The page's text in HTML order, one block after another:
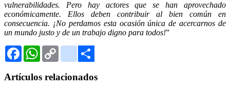
vulnerabilidades. Pero hay actores que se han aprovechado
económicamente. Ellos deben contribuir al bien común en
consecuencia. ¡No perdamos esta ocasión única de acercarnos de
un mundo justo y de un trabajo digno para todos!”
FacebookWhatsApp
Copy
Gmail
Artículos relacionados